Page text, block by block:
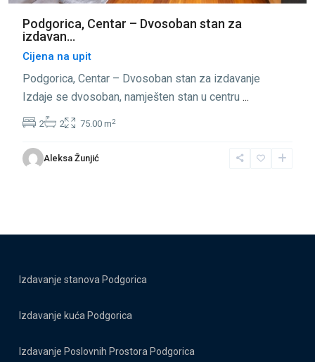
Podgorica, Centar – Dvosoban stan za
izdavan...
Cijena na upit
Podgorica, Centar – Dvosoban stan za izdavanje
Izdaje se dvosoban, namješten stan u centru ...
2 2 75.00 m2
Aleksa Žunjić
Izdavanje stanova Podgorica
Izdavanje kuća Podgorica
Izdavanje Poslovnih Prostora Podgorica